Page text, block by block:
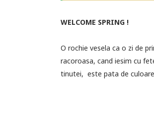
WELCOME SPRING !
O rochie vesela ca o zi de
racoroasa, cand iesim cu
tinutei, este pata de